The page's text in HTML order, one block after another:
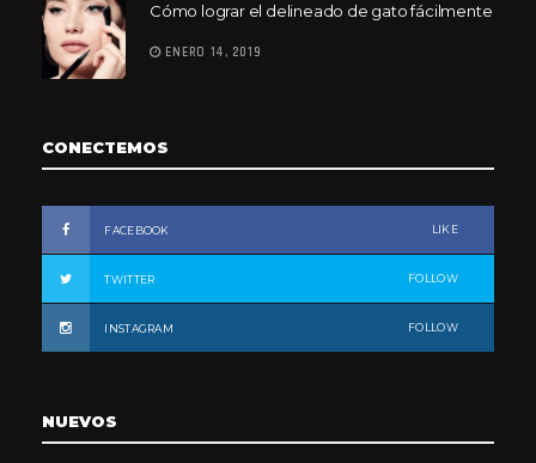
Cómo lograr el delineado de gato fácilmente
ENERO 14, 2019
CONECTEMOS
FACEBOOK LIKE
TWITTER FOLLOW
INSTAGRAM FOLLOW
NUEVOS